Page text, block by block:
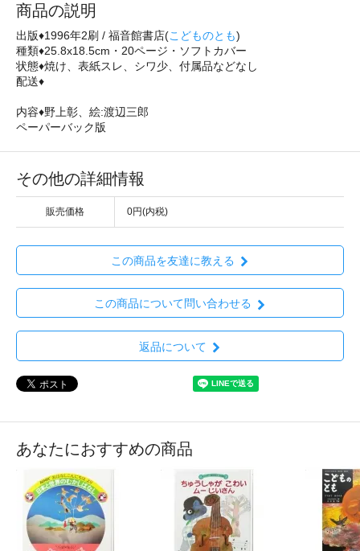
商品の説明
出版♦1996年2刷 / 福音館書店(こどものとも)
種類♦25.8x18.5cm・20ページ・ソフトカバー
状態♦焼け、表紙スレ、シワ少、付属品などなし
配送♦
内容♦野上彰、絵:渡辺三郎
ペーパーバック版
その他の詳細情報
販売価格 0円(内税)
この商品を友達に教える
この商品について問い合わせる
返品について
あなたにおすすめの商品